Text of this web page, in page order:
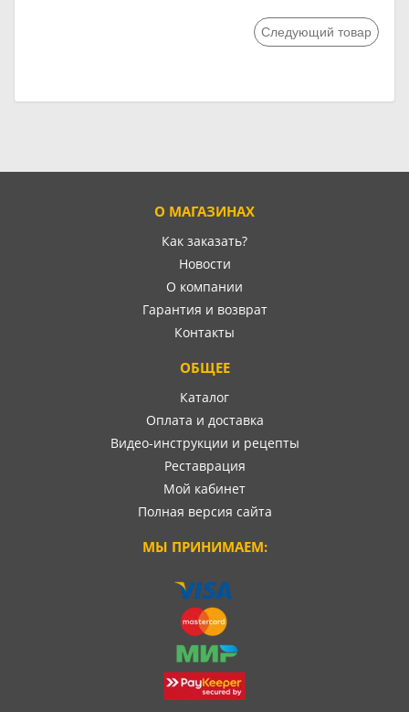
Следующий товар
О МАГАЗИНАХ
Как заказать?
Новости
О компании
Гарантия и возврат
Контакты
ОБЩЕЕ
Каталог
Оплата и доставка
Видео-инструкции и рецепты
Реставрация
Мой кабинет
Полная версия сайта
МЫ ПРИНИМАЕМ: